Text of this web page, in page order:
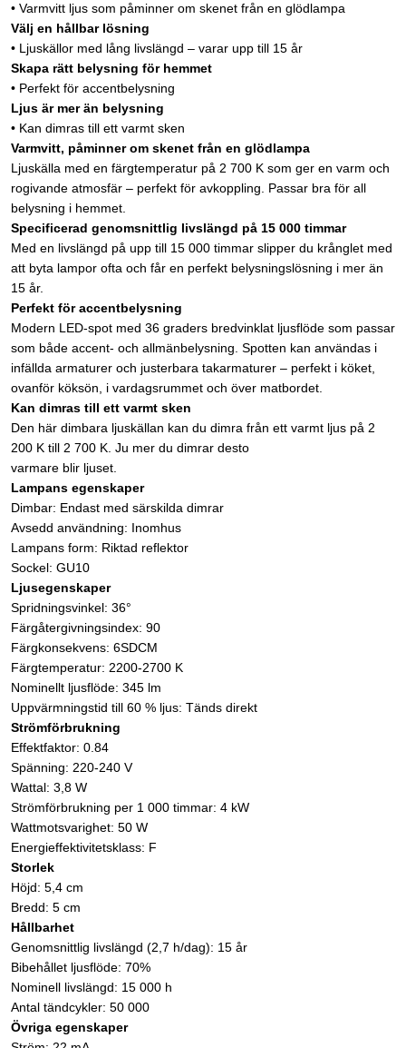
• Varmvitt ljus som påminner om skenet från en glödlampa
Välj en hållbar lösning
• Ljuskällor med lång livslängd – varar upp till 15 år
Skapa rätt belysning för hemmet
• Perfekt för accentbelysning
Ljus är mer än belysning
• Kan dimras till ett varmt sken
Varmvitt, påminner om skenet från en glödlampa
Ljuskälla med en färgtemperatur på 2 700 K som ger en varm och
rogivande atmosfär – perfekt för avkoppling. Passar bra för all
belysning i hemmet.
Specificerad genomsnittlig livslängd på 15 000 timmar
Med en livslängd på upp till 15 000 timmar slipper du krånglet med
att byta lampor ofta och får en perfekt belysningslösning i mer än
15 år.
Perfekt för accentbelysning
Modern LED-spot med 36 graders bredvinklat ljusflöde som passar
som både accent- och allmänbelysning. Spotten kan användas i
infällda armaturer och justerbara takarmaturer – perfekt i köket,
ovanför köksön, i vardagsrummet och över matbordet.
Kan dimras till ett varmt sken
Den här dimbara ljuskällan kan du dimra från ett varmt ljus på 2
200 K till 2 700 K. Ju mer du dimrar desto
varmare blir ljuset.
Lampans egenskaper
Dimbar: Endast med särskilda dimrar
Avsedd användning: Inomhus
Lampans form: Riktad reflektor
Sockel: GU10
Ljusegenskaper
Spridningsvinkel: 36°
Färgåtergivningsindex: 90
Färgkonsekvens: 6SDCM
Färgtemperatur: 2200-2700 K
Nominellt ljusflöde: 345 lm
Uppvärmningstid till 60 % ljus: Tänds direkt
Strömförbrukning
Effektfaktor: 0.84
Spänning: 220-240 V
Wattal: 3,8 W
Strömförbrukning per 1 000 timmar: 4 kW
Wattmotsvarighet: 50 W
Energieffektivitetsklass: F
Storlek
Höjd: 5,4 cm
Bredd: 5 cm
Hållbarhet
Genomsnittlig livslängd (2,7 h/dag): 15 år
Bibehållet ljusflöde: 70%
Nominell livslängd: 15 000 h
Antal tändcykler: 50 000
Övriga egenskaper